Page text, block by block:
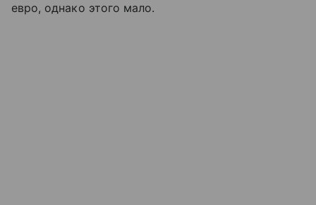
евро, однако этого мало.